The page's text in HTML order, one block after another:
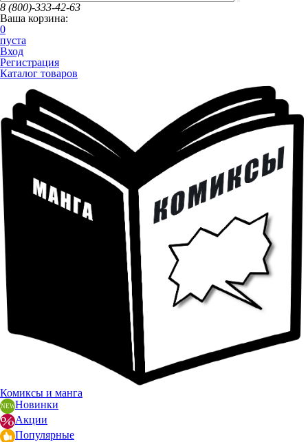
8 (800)-333-42-63
Ваша корзина:
0
пуста
Вход
Регистрация
Каталог товаров
Комиксы и манга
Новинки
Акции
Популярные